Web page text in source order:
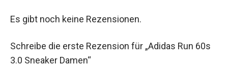
Es gibt noch keine Rezensionen.
Schreibe die erste Rezension für „Adidas Run 60s
3.0 Sneaker Damen“